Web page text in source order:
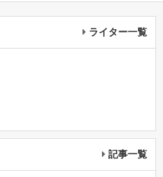
ライター一覧
記事一覧